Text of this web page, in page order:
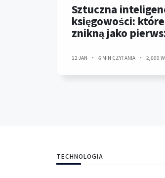
Sztuczna
księgowości:
znikną jako
12 JAN 6 MIN CZYTANIA 2,609
TECHNOLOGIA